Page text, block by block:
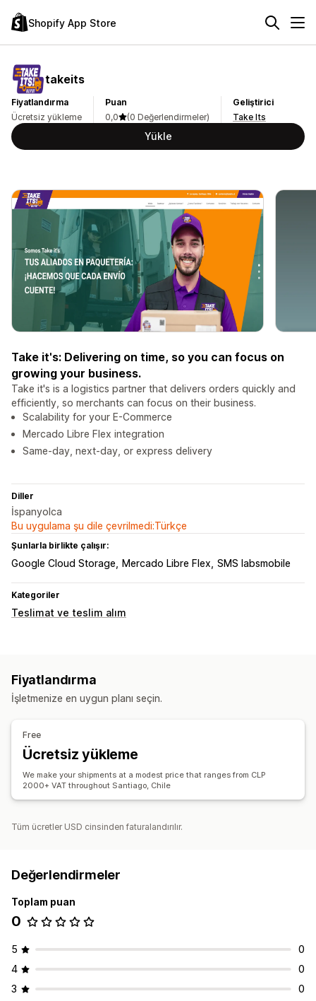
Shopify App Store
takeits
Fiyatlandırma
Ücretsiz yükleme
Puan
0,0
(0 Değerlendirmeler)
Geliştirici
Take Its
Yükle
Take it's: Delivering on time, so you can focus on
growing your business.
Take it's is a logistics partner that delivers orders quickly and
efficiently, so merchants can focus on their business.
Scalability for your E-Commerce
Mercado Libre Flex integration
Same-day, next-day, or express delivery
Diller
İspanyolca
Bu uygulama şu dile çevrilmedi:Türkçe
Şunlarla birlikte çalışır:
Google Cloud Storage Mercado Libre Flex SMS labsmobile
Kategoriler
Teslimat ve teslim alım
Fiyatlandırma
İşletmenize en uygun planı seçin.
Free
Ücretsiz yükleme
We make your shipments at a modest price that ranges from CLP
2000+ VAT throughout Santiago, Chile
Tüm ücretler USD cinsinden faturalandırılır.
Değerlendirmeler
Toplam puan
0
5
0
4
0
3
0